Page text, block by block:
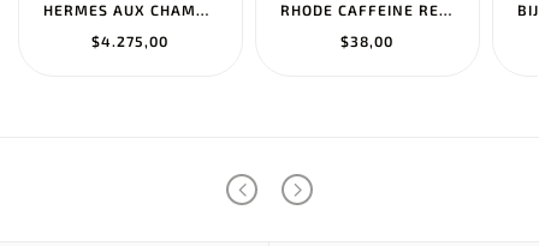
HERMES AUX CHAMPS EN FLEURS" PANTS NOIR
$4.275,00
RHODE CAFFEINE RESET SCULPTING CREAM MASK
$38,00